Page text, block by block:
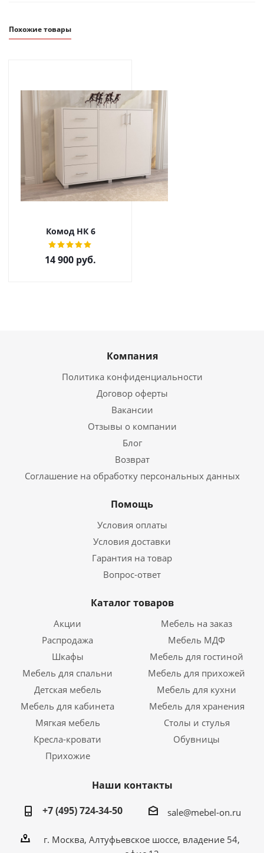
Похожие товары
Комод НК 6
14 900 руб.
Компания
Политика конфиденциальности
Договор оферты
Вакансии
Отзывы о компании
Блог
Возврат
Соглашение на обработку персональных данных
Помощь
Условия оплаты
Условия доставки
Гарантия на товар
Вопрос-ответ
Каталог товаров
Акции
Мебель на заказ
Распродажа
Мебель МДФ
Шкафы
Мебель для гостиной
Мебель для спальни
Мебель для прихожей
Детская мебель
Мебель для кухни
Мебель для кабинета
Мебель для хранения
Мягкая мебель
Столы и стулья
Кресла-кровати
Обувницы
Прихожие
Наши контакты
+7 (495) 724-34-50
sale@mebel-on.ru
г. Москва, Алтуфьевское шоссе, владение 54,